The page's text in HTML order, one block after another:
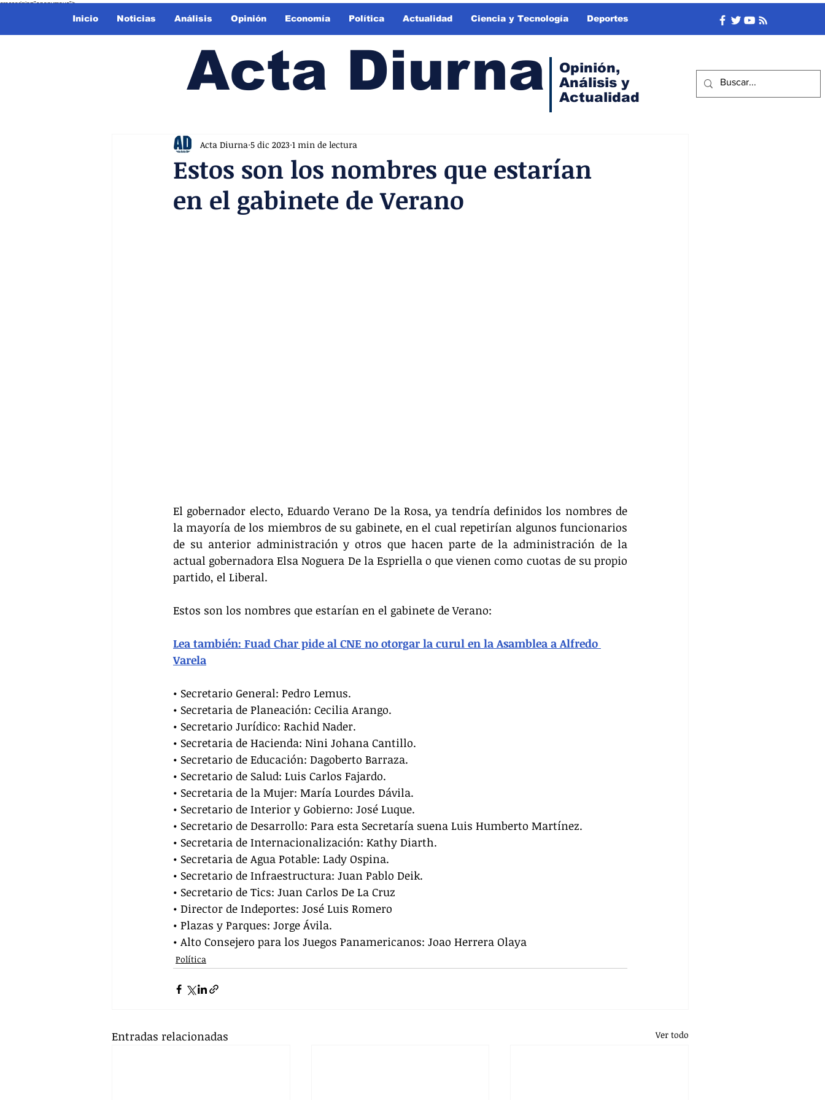
crossorigin="anonymous">
Inicio Noticias Análisis Opinión Economía Política Actualidad Ciencia y Tecnología Deportes
Acta Diurna
Opinión,
Análisis y
Actualidad
Estos son los nombres que estarían
en el gabinete de Verano
Acta Diurna 5 dic 2023 1 min de lectura
El gobernador electo, Eduardo Verano De la Rosa, ya tendría definidos los nombres de
la mayoría de los miembros de su gabinete, en el cual repetirían algunos funcionarios
de su anterior administración y otros que hacen parte de la administración de la
actual gobernadora Elsa Noguera De la Espriella o que vienen como cuotas de su propio
partido, el Liberal.
Estos son los nombres que estarían en el gabinete de Verano:
Lea también: Fuad Char pide al CNE no otorgar la curul en la Asamblea a Alfredo
Varela
• Secretario General: Pedro Lemus.
• Secretaria de Planeación: Cecilia Arango.
• Secretario Jurídico: Rachid Nader.
• Secretaria de Hacienda: Nini Johana Cantillo.
• Secretario de Educación: Dagoberto Barraza.
• Secretario de Salud: Luis Carlos Fajardo.
• Secretaria de la Mujer: María Lourdes Dávila.
• Secretario de Interior y Gobierno: José Luque.
• Secretario de Desarrollo: Para esta Secretaría suena Luis Humberto Martínez.
• Secretaria de Internacionalización: Kathy Diarth.
• Secretaria de Agua Potable: Lady Ospina.
• Secretario de Infraestructura: Juan Pablo Deik.
• Secretario de Tics: Juan Carlos De La Cruz
• Director de Indeportes: José Luis Romero
• Plazas y Parques: Jorge Ávila.
• Alto Consejero para los Juegos Panamericanos: Joao Herrera Olaya
Política
Entradas relacionadas Ver todo